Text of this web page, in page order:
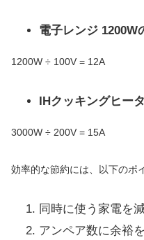
電子レンジ 1200W
1200W ÷ 100V = 12A
IHクッキングヒー
3000W ÷ 200V = 15A
効率的な節約には、以下のポ
同時に使う家電を
アンペア数に余裕